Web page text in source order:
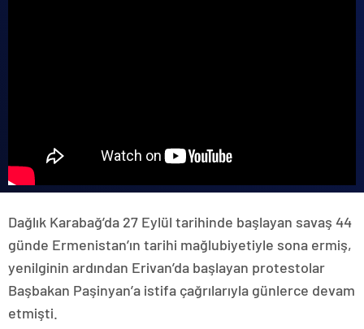
Dağlık Karabağ’da 27 Eylül tarihinde başlayan savaş 44
günde Ermenistan’ın tarihi mağlubiyetiyle sona ermiş,
yenilginin ardından Erivan’da başlayan protestolar
Başbakan Paşinyan’a istifa çağrılarıyla günlerce devam
etmişti.